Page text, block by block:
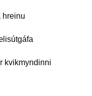
hreinu
kvikmyndinni